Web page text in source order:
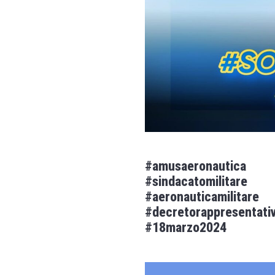
#amusaeronautica
#sindacatomilitare
#aeronauticamilitare
#18marzo2024